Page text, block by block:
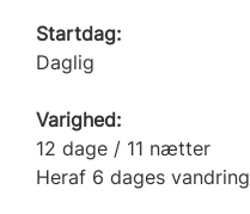
Startdag:
Daglig
Varighed:
12 dage / 11 nætter
Heraf 6 dages vandring